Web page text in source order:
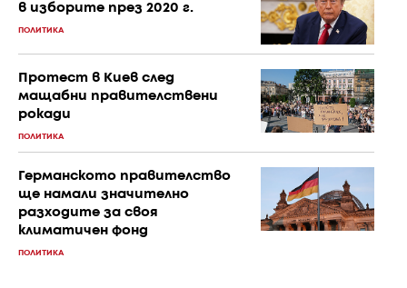
в изборите през 2020 г.
ПОЛИТИКА
Протест в Киев след
мащабни правителствени
рокади
ПОЛИТИКА
Германското правителство
ще намали значително
разходите за своя
климатичен фонд
ПОЛИТИКА